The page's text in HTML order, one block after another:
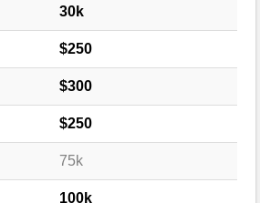
30k
$250
$300
$250
75k
100k